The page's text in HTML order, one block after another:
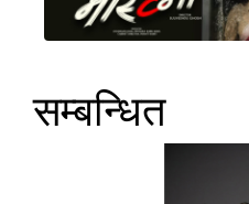
सम्बन्धित